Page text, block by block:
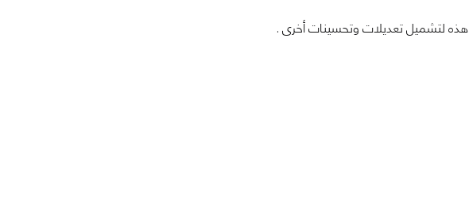
لتشميل تعديلات وتحسينات أخرى .